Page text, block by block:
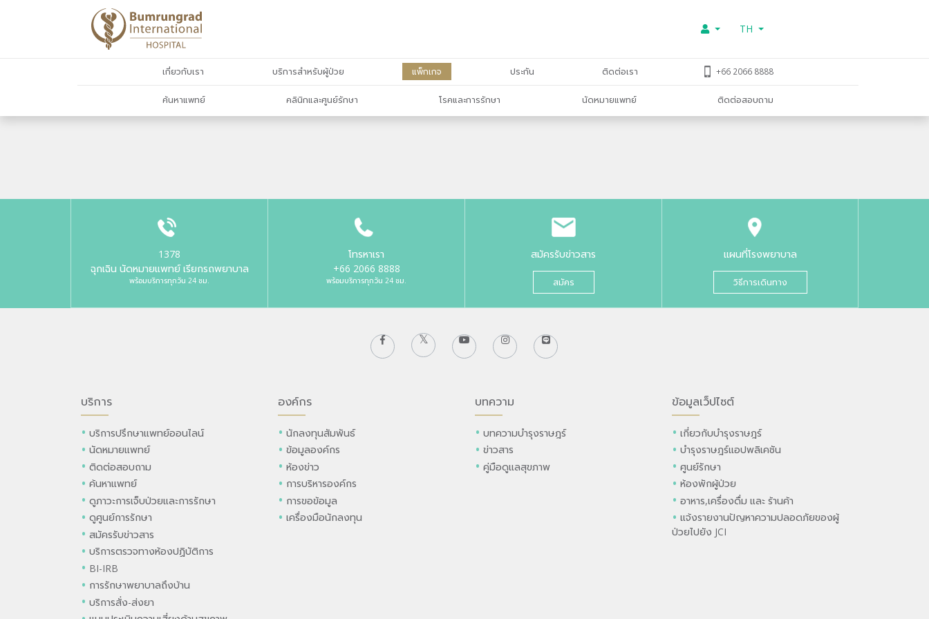
TH
เกี่ยวกับเรา บริการสำหรับผู้ป่วย แพ็กเกจ ประกัน ติดต่อเรา +66 2066 8888
ค้นหาแพทย์ คลินิกและศูนย์รักษา โรคและการรักษา นัดหมายแพทย์ ติดต่อสอบถาม
1378
ฉุกเฉิน นัดหมายแพทย์ เรียกรถพยาบาล
พร้อมบริการทุกวัน 24 ชม.
โทรหาเรา
+66 2066 8888
พร้อมบริการทุกวัน 24 ชม.
สมัครรับข่าวสาร
สมัคร
แผนที่โรงพยาบาล
วิธีการเดินทาง
บริการ
บริการปรึกษาแพทย์ออนไลน์
นัดหมายแพทย์
ติดต่อสอบถาม
ค้นหาแพทย์
ดูภาวะการเจ็บป่วยและการรักษา
ดูศูนย์การรักษา
สมัครรับข่าวสาร
บริการตรวจทางห้องปฏิบัติการ
BI-IRB
การรักษาพยาบาลถึงบ้าน
บริการสั่ง-ส่งยา
องค์กร
นักลงทุนสัมพันธ์
ข้อมูลองค์กร
ห้องข่าว
การบริหารองค์กร
การขอข้อมูล
เครื่องมือนักลงทุน
บทความ
บทความบำรุงราษฎร์
ข่าวสาร
คู่มือดูแลสุขภาพ
ข้อมูลเว็ปไซต์
เกี่ยวกับบำรุงราษฎร์
บำรุงราษฎร์แอปพลิเคชัน
ศูนย์รักษา
ห้องพักผู้ป่วย
อาหาร,เครื่องดื่ม และ ร้านค้า
แจ้งรายงานปัญหาความปลอดภัยของผู้
ป่วยไปยัง JCI